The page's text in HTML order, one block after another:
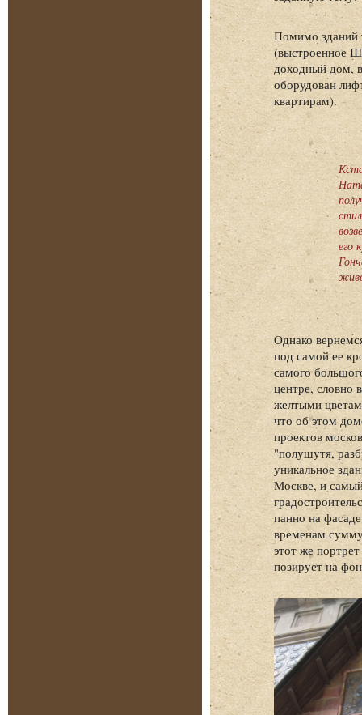
Помимо зданий
(выстроенное
доходный дом,
оборудован
квартирам).
его
Однако
под самой ее
самого
центре, словно
желтыми
что об этом
проектов
"полушутя,
уникальное
Москве, и
панно на
временам
этот же
позирует на